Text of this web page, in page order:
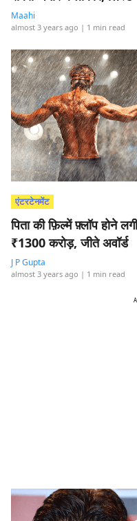
Maahi
almost 3 years ago | 1 min read
एंटरटेनमेंट
पिता की फ़िल्में फ़्लॉप होने
₹1300 करोड़, जीते अवॉर्ड
J P Gupta
almost 3 years ago | 1 min read